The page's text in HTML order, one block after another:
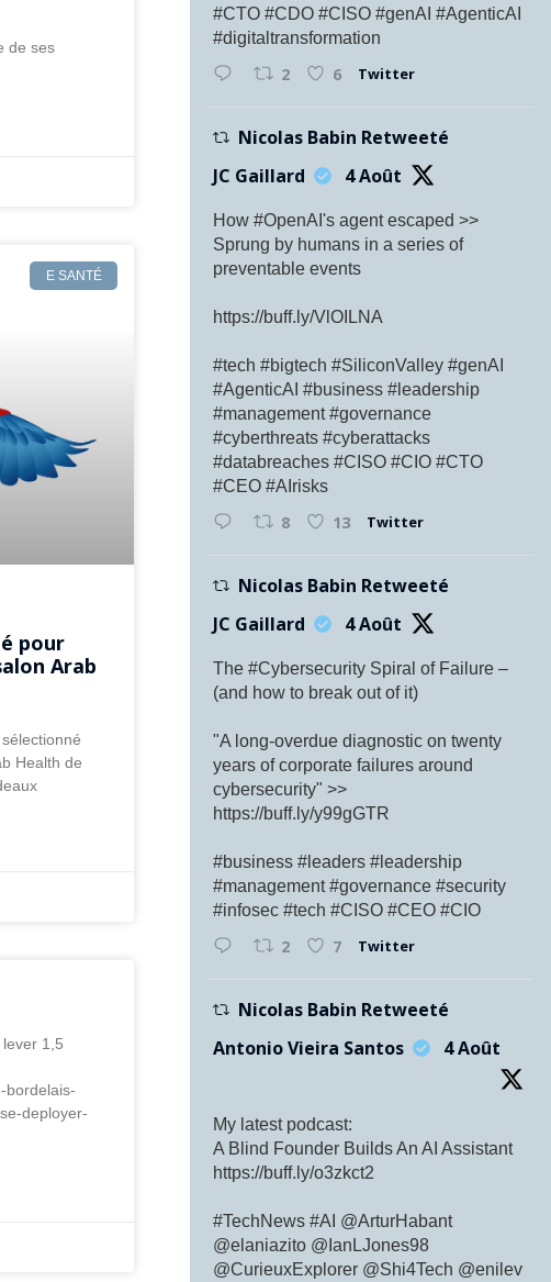
de ses
E SANTÉ
pour
Arab
Health de
1,5
bordelais-
deployer-
#CTO #CDO #CISO #genAI #AgenticAI
#digitaltransformation
2 6 Twitter
Nicolas Babin Retweeté
JC Gaillard
4 Août
How #OpenAI's agent escaped >>
Sprung by humans in a series of
preventable events
https://buff.ly/VlOILNA
#tech #bigtech #SiliconValley #genAI
#AgenticAI #business #leadership
#management #governance
#cyberthreats #cyberattacks
#databreaches #CISO #CIO #CTO
#CEO #AIrisks
8 13 Twitter
Nicolas Babin Retweeté
JC Gaillard
4 Août
The #Cybersecurity Spiral of Failure –
(and how to break out of it)
"A long-overdue diagnostic on twenty
years of corporate failures around
cybersecurity" >>
https://buff.ly/y99gGTR
#business #leaders #leadership
#management #governance #security
#infosec #tech #CISO #CEO #CIO
2 7 Twitter
Nicolas Babin Retweeté
Antonio Vieira Santos
4 Août
My latest podcast:
A Blind Founder Builds An AI Assistant
https://buff.ly/o3zkct2
#TechNews #AI @ArturHabant
@elaniazito @IanLJones98
@CurieuxExplorer @Shi4Tech @enilev